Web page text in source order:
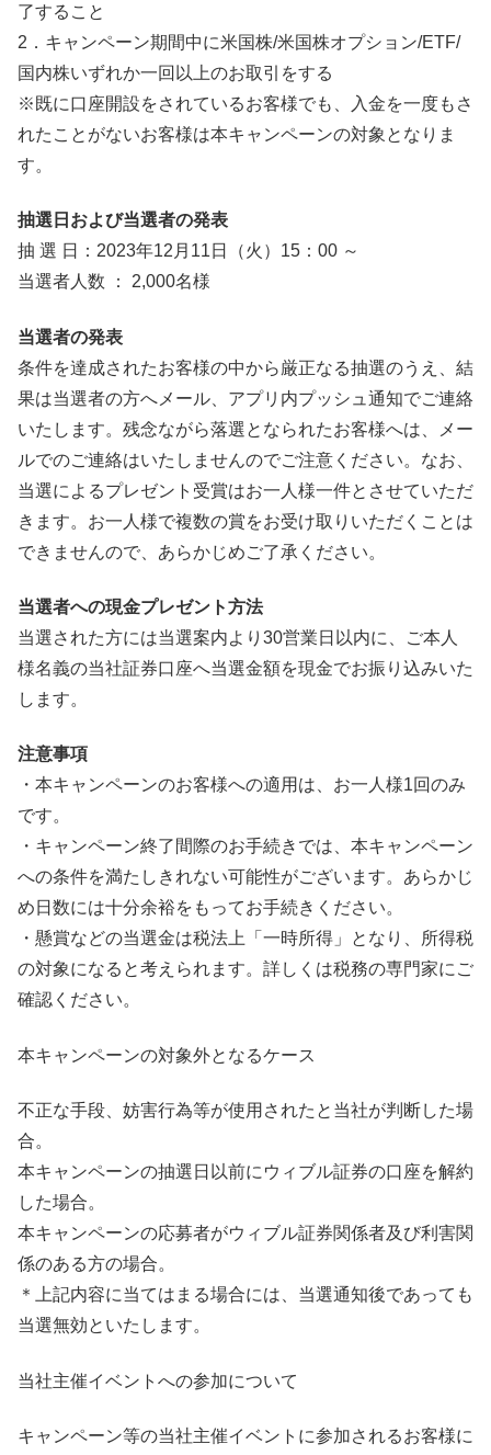
了すること​
2．キャンペーン期間中に米国株/米国株オプション/ETF/
国内株いずれか一回以上のお取引をする​
※既に口座開設をされているお客様でも、入金を一度もさ
れたことがないお客様は本キャンペーンの対象となりま
す。
抽選日および当選者の発表
抽 選 日：2023年12月11日（火）15：00 ～​
当選者人数 ： 2,000名様
当選者の発表
条件を達成されたお客様の中から厳正なる抽選のうえ、結
果は当選者の方へメール、アプリ内プッシュ通知でご連絡
いたします。残念ながら落選となられたお客様へは、メー
ルでのご連絡はいたしませんのでご注意ください。なお、
当選によるプレゼント受賞はお一人様一件とさせていただ
きます。お一人様で複数の賞をお受け取りいただくことは
できませんので、あらかじめご了承ください。
当選者への現金プレゼント方法
当選された方には当選案内より30営業日以内に、ご本人
様名義の当社証券口座へ当選金額を現金でお振り込みいた
します。
注意事項
・本キャンペーンのお客様への適用は、お一人様1回のみ
です。​
・キャンペーン終了間際のお手続きでは、本キャンペーン
への条件を満たしきれない可能性がございます。あらかじ
め日数には十分余裕をもってお手続きください。​
・懸賞などの当選金は税法上「一時所得」となり、所得税
の対象になると考えられます。詳しくは税務の専門家にご
確認ください。​​
本キャンペーンの対象外となるケース
不正な手段、妨害行為等が使用されたと当社が判断した場
合。 ​
本キャンペーンの抽選日以前にウィブル証券の口座を解約
した場合。 ​
本キャンペーンの応募者がウィブル証券関係者及び利害関
係のある方の場合。
​＊上記内容に当てはまる場合には、当選通知後であっても
当選無効といたします。 ​
当社主催イベントへの参加について
キャンペーン等の当社主催イベントに参加されるお客様に